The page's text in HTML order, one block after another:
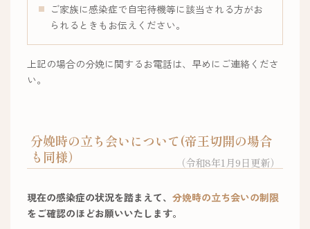
ご家族に感染症で自宅待機等に該当される方がお
られるときもお伝えください。
上記の場合の分娩に関するお電話は、早めにご連絡くださ
い。
分娩時の立ち会いについて(帝王切開の場合
も同様）
（令和8年1月9日更新）
現在の感染症の状況を踏まえて、分娩時の立ち会いの制限
をご確認のほどお願いいたします。